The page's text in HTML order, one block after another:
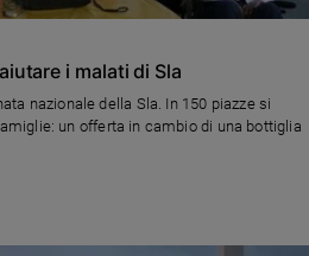
i malati di Sla
nazionale della Sla. In 150 piazze si
un offerta in cambio di una bottiglia